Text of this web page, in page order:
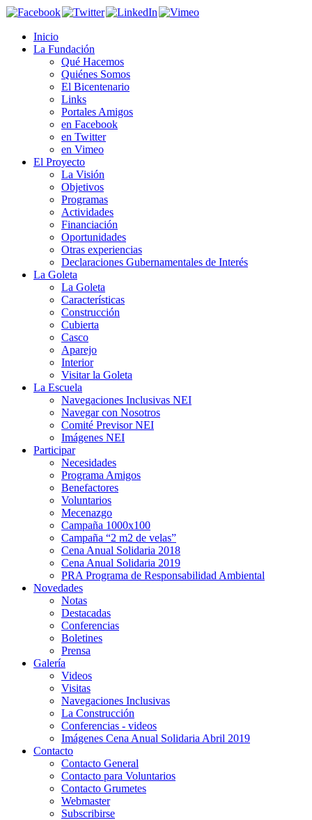
Inicio
La Fundación
Qué Hacemos
Quiénes Somos
El Bicentenario
Links
Portales Amigos
en Facebook
en Twitter
en Vimeo
El Proyecto
La Visión
Objetivos
Programas
Actividades
Financiación
Oportunidades
Otras experiencias
Declaraciones Gubernamentales de Interés
La Goleta
La Goleta
Características
Construcción
Cubierta
Casco
Aparejo
Interior
Visitar la Goleta
La Escuela
Navegaciones Inclusivas NEI
Navegar con Nosotros
Comité Previsor NEI
Imágenes NEI
Participar
Necesidades
Programa Amigos
Benefactores
Voluntarios
Mecenazgo
Campaña 1000x100
Campaña “2 m2 de velas”
Cena Anual Solidaria 2018
Cena Anual Solidaria 2019
PRA Programa de Responsabilidad Ambiental
Novedades
Notas
Destacadas
Conferencias
Boletines
Prensa
Galería
Videos
Visitas
Navegaciones Inclusivas
La Construcción
Conferencias - videos
Imágenes Cena Anual Solidaria Abril 2019
Contacto
Contacto General
Contacto para Voluntarios
Contacto Grumetes
Webmaster
Subscribirse